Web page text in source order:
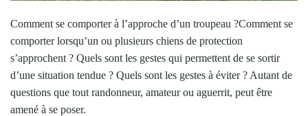
Comment se comporter à l’approche d’un troupeau ?Comment se
comporter lorsqu’un ou plusieurs chiens de protection
s’approchent ? Quels sont les gestes qui permettent de se sortir
d’une situation tendue ? Quels sont les gestes à éviter ? Autant de
questions que tout randonneur, amateur ou aguerrit, peut être
amené à se poser.